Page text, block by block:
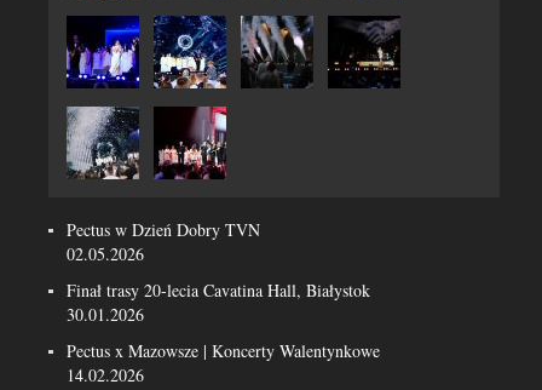
Pectus w Dzień Dobry TVN
02.05.2026
Finał trasy 20-lecia Cavatina Hall, Białystok
30.01.2026
Pectus x Mazowsze | Koncerty Walentynkowe
14.02.2026